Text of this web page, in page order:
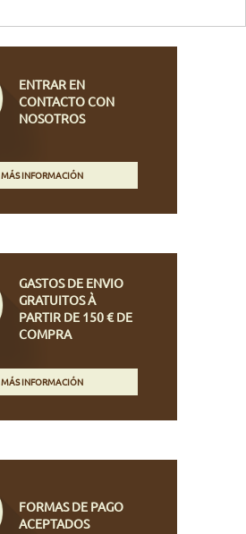
ENTRAR EN
CONTACTO CON
NOSOTROS
MÁS INFORMACIÓN
GASTOS DE ENVIO
GRATUITOS À
PARTIR DE 150 € DE
COMPRA
MÁS INFORMACIÓN
FORMAS DE PAGO
ACEPTADOS